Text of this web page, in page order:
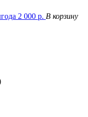
2 000 р. В корзину